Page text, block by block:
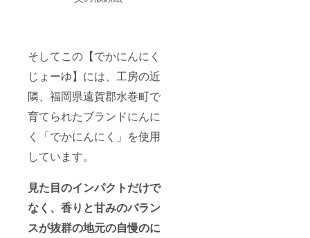
そしてこの【でかにんにく
じょーゆ】には、工房の近
隣、福岡県遠賀郡水巻町で
育てられたブランドにんに
く「でかにんにく」を使用
しています。
見た目のインパクトだけで
なく、香りと甘みのバラン
スが抜群の地元の自慢のに